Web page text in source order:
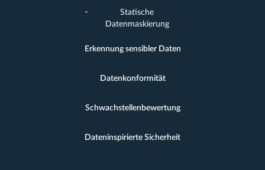
Statische
Datenmaskierung
Erkennung sensibler Daten
Datenkonformität
Schwachstellenbewertung
Dateninspirierte Sicherheit